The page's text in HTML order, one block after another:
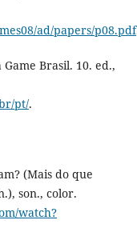
ad/papers/p08.pdf
Game Brasil. 10. ed.,
pt/.
(Mais do que
son., color.
watch?